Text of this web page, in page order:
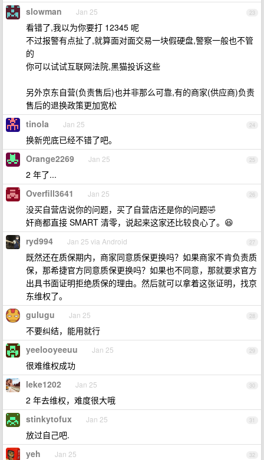
23
slowman Jan 25
看错了,我以为你要打 12345 呢
不过报警有点扯了,就算面对面交易一块假硬盘,警察一般也不管
的
你可以试试互联网法院,黑猫投诉这些
另外京东自营(负责售后)也并非那么可靠,有的商家(供应商)负责
售后的退换政策更加宽松
24
tinola Jan 25
换新兜底已经不错了吧。
25
Orange2269 Jan 25
2 年了...
26
Overfill3641 Jan 25
没买自营店说你的问题，买了自营店还是你的问题🤣
奸商都直接 SMART 清零，说起来这家还比较良心了。😆
27
ryd994 Jan 25 via Android
既然还在质保期内，商家同意质保更换吗？如果商家不肯负责质
保，那希捷官方同意质保更换吗？如果也不同意，那就要求官方
出具书面证明拒绝质保的理由。然后就可以拿着这张证明，找京
东维权了。
28
gulugu Jan 25
不要纠结，能用就行
29
yeelooyeeuu Jan 25
很难维权成功
30
leke1202 Jan 25
2 年去维权，难度很大哦
31
stinkytofux Jan 25
放过自己吧.
32
yeh Jan 25